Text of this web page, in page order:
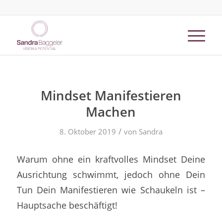
Mindset Manifestieren
Machen
8. Oktober 2019 / von Sandra
Warum ohne ein kraftvolles Mindset Deine
Ausrichtung schwimmt, jedoch ohne Dein
Tun Dein Manifestieren wie Schaukeln ist –
Hauptsache beschäftigt!